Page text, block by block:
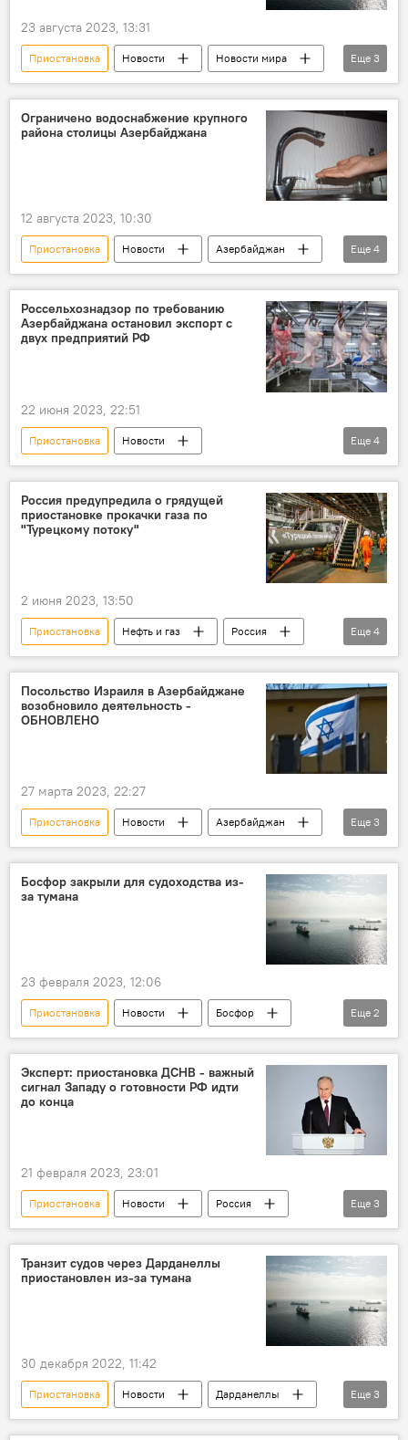
23 августа 2023, 13:31
Приостановка Новости
Новости мира
Турция
Босфор судоходство
Еще 3
Ограничено водоснабжение крупного
района столицы Азербайджана
12 августа 2023, 10:30
Приостановка Новости
Азербайджан
Баку
Ясамальский район
ОАО "Азерсу"
подача воды
Еще 4
Россельхознадзор по требованию
Азербайджана остановил экспорт с
двух предприятий РФ
22 июня 2023, 22:51
Приостановка
Новости
Россельхознадзор
Агентство продовольственной безопасности Азербайджана
экспорт
продукция
Еще 4
Россия предупредила о грядущей
приостановке прокачки газа по
"Турецкому потоку"
2 июня 2023, 13:50
Приостановка Нефть и газ
Россия
ПАО "Газпром"
"Турецкий поток"
прокачка газа
Предупреждение
Еще 4
Посольство Израиля в Азербайджане
возобновило деятельность -
ОБНОВЛЕНО
27 марта 2023, 22:27
Приостановка Новости
Азербайджан
Израиль
Посольство
деятельность
Еще 3
Босфор закрыли для судоходства из-
за тумана
23 февраля 2023, 12:06
Приостановка Новости
Босфор
судоходство
Управление береговой охраны Турции
Еще 2
Эксперт: приостановка ДСНВ - важный
сигнал Западу о готовности РФ идти
до конца
21 февраля 2023, 23:01
Приостановка Новости
Россия
ДСНВ
США политолог
Еще 3
Транзит судов через Дарданеллы
приостановлен из-за тумана
30 декабря 2022, 11:42
Приостановка Новости
Дарданеллы
Турция
транзит туман
Еще 3